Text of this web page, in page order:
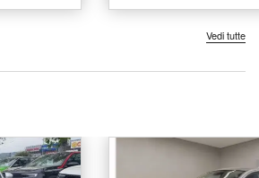
Vedi tutte